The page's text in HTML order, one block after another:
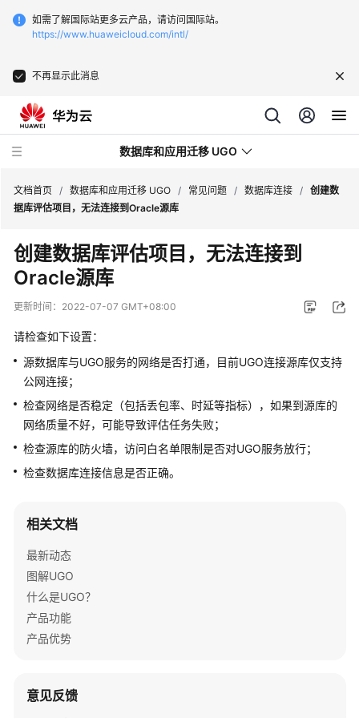
如需了解国际站更多云产品，请访问国际站。
https://www.huaweicloud.com/intl/
不再显示此消息
数据库和应用迁移 UGO
最
新
动
产
介
绍
快
入
门
户
南
最
佳
实
安
文档首页 / 数据库和应用迁移 UGO / 常见问题 / 数据库连接 / 创建数
据库评估项目，无法连接到Oracle源库
创建数据库评估项目，无法连接到
Oracle源库
更新时间： 2022-07-07 GMT+08:00
请检查如下设置：
源数据库与UGO服务的网络是否打通，目前UGO连接源库仅支持
公网连接；
检查网络是否稳定（包括丢包率、时延等指标），如果到源库的
网络质量不好，可能导致评估任务失败；
检查源库的防火墙，访问白名单限制是否对UGO服务放行；
检查数据库连接信息是否正确。
相关文档
最新动态
图解UGO
什么是UGO？
产品功能
产品优势
意见反馈